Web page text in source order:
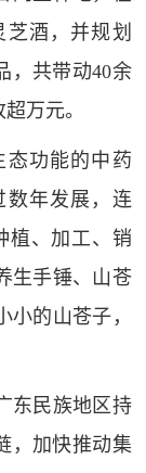
酒，并规划
，共带动40余
万元。
态功能的中药
数年发展，连
植、加工、销
生手锤、山苍
的山苍子，
东民族地区持
，加快推动集